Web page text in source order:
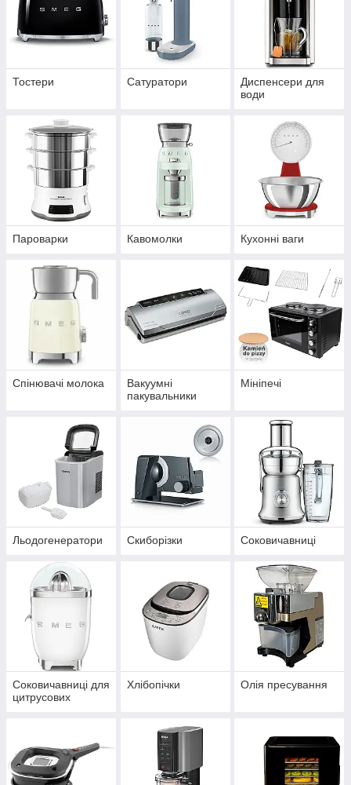
Тостери Сатуратори
Диспенсери для
води
Пароварки Кавомолки Кухонні ваги
Спінювачі молока
Вакуумні
пакувальники
Мініпечі
Льодогенератори Скиборізки Соковичавниці
Соковичавниці для
цитрусових
Хлібопічки Олія пресування